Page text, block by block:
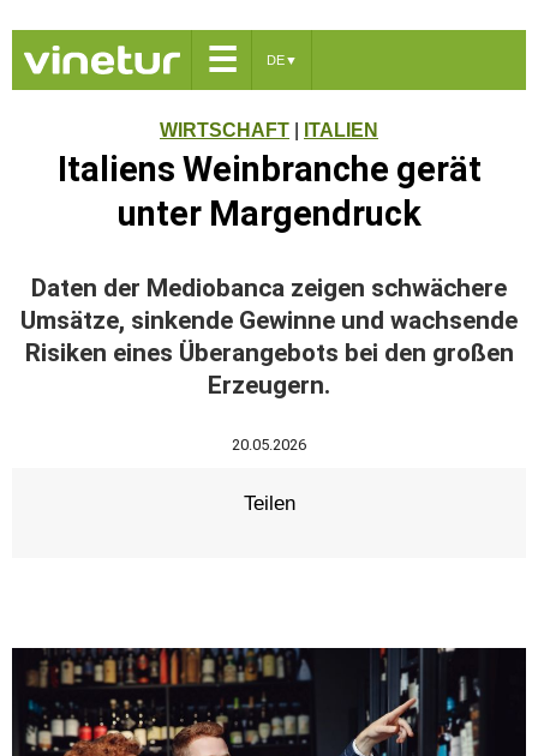
☰ DE▼
WIRTSCHAFT ITALIEN
Italiens Weinbranche gerät
unter Margendruck
Daten der Mediobanca zeigen schwächere
Umsätze, sinkende Gewinne und wachsende
Risiken eines Überangebots bei den großen
Erzeugern.
20.05.2026
Teilen